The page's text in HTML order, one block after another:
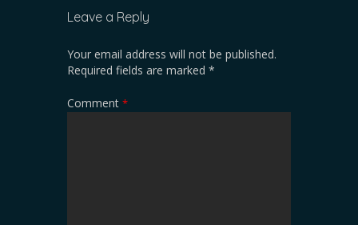
Leave a Reply
Your email address will not be published.
Required fields are marked *
Comment *